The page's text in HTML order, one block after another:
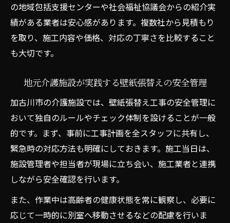
の地域包括支援センターや社会福祉協議会からの紹介実
績がある業者は安心感があります。複数社から見積もり
を取り、施工内容や価格、対応の丁寧さを比較すること
も大切です。
地元介護施設が実践する壁紙張替えの安全管理
加古川市の介護施設では、壁紙張替え工事の安全管理に
おいて独自のルールやチェック体制を設けることが一般
的です。まず、事前に工事計画を全スタッフに共有し、
緊急時の対応方法も明確にしておきます。施工当日は、
施設管理者や担当者が現場に立ち会い、施工業者と連携
しながら安全確認を行います。
また、作業中は高齢者の健康状態を常に観察し、必要に
応じて一時的に別室へ移動させるなどの配慮を行いま